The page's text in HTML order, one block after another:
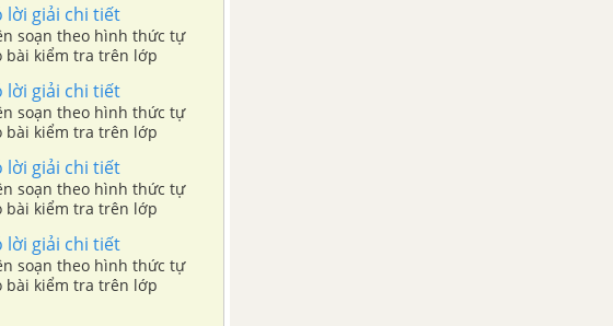
lời giải chi tiết
soạn theo hình thức tự
bài kiểm tra trên lớp
lời giải chi tiết
soạn theo hình thức tự
bài kiểm tra trên lớp
lời giải chi tiết
soạn theo hình thức tự
bài kiểm tra trên lớp
lời giải chi tiết
soạn theo hình thức tự
bài kiểm tra trên lớp